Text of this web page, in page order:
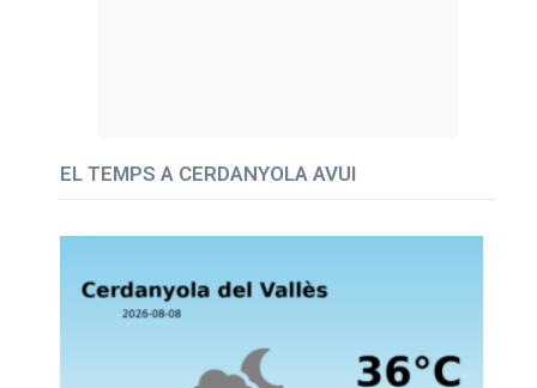
EL TEMPS A CERDANYOLA AVUI